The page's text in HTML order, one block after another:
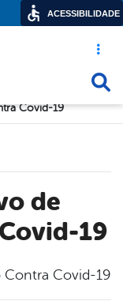
Acesso
Covid-19
19
Contra Covid-19
ACESSIBILIDADE